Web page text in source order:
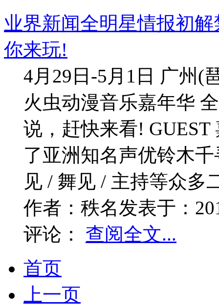
业界新闻全明星情报初
你来玩!
4月29日-5月1日 广州(
火虫动漫音乐嘉年华
说，赶快来看!
了亚洲知名声优铃木
见 / 舞见 / 主持等众多
作者： 秩名发表于：
评论：
查阅全文...
首页
上一页